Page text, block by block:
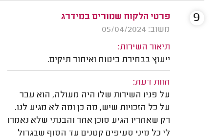
פרטי הלקוח שמורים במידרג
משוב: 05/04/2024
תיאור השירות:
ייעוץ בבחירת ביטוח ואיחוד תיקים.
חוות דעת:
על פניו השירות שלו היה מעולה, הוא עבר
על כל הזכויות שיש, מה כן ומה לא מגיע לנו.
רק שאחריו הגיע סוכן אחר והבנתי שלא נאמרו
לי כל מיני סעיפים קטנים עד הסוף שבגדול
9